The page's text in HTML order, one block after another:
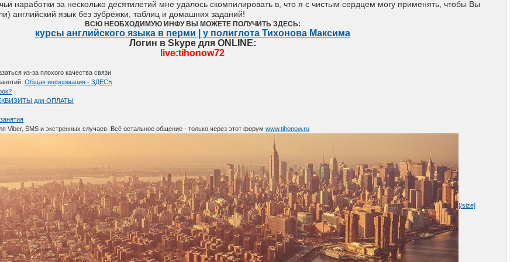
наработки за несколько десятилетий мне удалось скомпилировать в, что я с чистым сердцем могу применять, чтобы Вы
английский язык без зубрёжки, таблиц и домашних заданий!
ВСЮ НЕОБХОДИМУЮ ИНФУ ВЫ МОЖЕТЕ ПОЛУЧИТЬ ЗДЕСЬ:
курсы английского языка в перми | у полиглота Тихонова Максима
Логин в Skype для ONLINE:
live:tihonow72
из-за плохого качества связи
Общая информация - ЗДЕСЬ
для ОПЛАТЫ
Viber, SMS и экстренных случаев. Всё остальное общение - только через этот форумwww.tihonow.ru
[/size]